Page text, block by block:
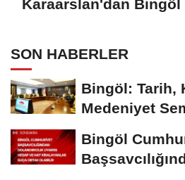
Karaarslan'dan Bingöl
SON HABERLER
Bingöl: Tarih,
Medeniyet
Bingöl